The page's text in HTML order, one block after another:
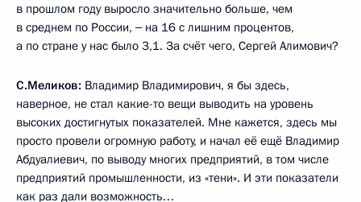
в прошлом году выросло значительно больше, чем
в среднем по России, ‒ на 16 с лишним процентов,
а по стране у нас было 3,1. За счёт чего, Сергей Алимович?
С.Меликов: Владимир Владимирович, я бы здесь,
наверное, не стал какие-то вещи выводить на уровень
высоких достигнутых показателей. Мне кажется, здесь мы
просто провели огромную работу, и начал её ещё Владимир
Абдуалиевич, по выводу многих предприятий, в том числе
предприятий промышленности, из «тени». И эти показатели
как раз дали возможность…